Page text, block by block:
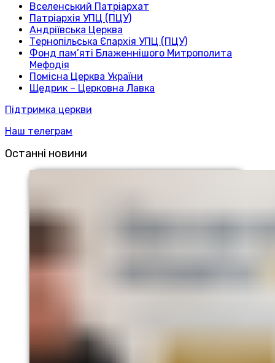
Вселенський Патріархат
Патріархія УПЦ (ПЦУ)
Андріївська Церква
Тернопільська Єпархія УПЦ (ПЦУ)
Фонд пам’яті Блаженнішого Митрополита
Мефодія
Помісна Церква України
Щедрик – Церковна Лавка
Підтримка церкви
Наш телеграм
Останні новини